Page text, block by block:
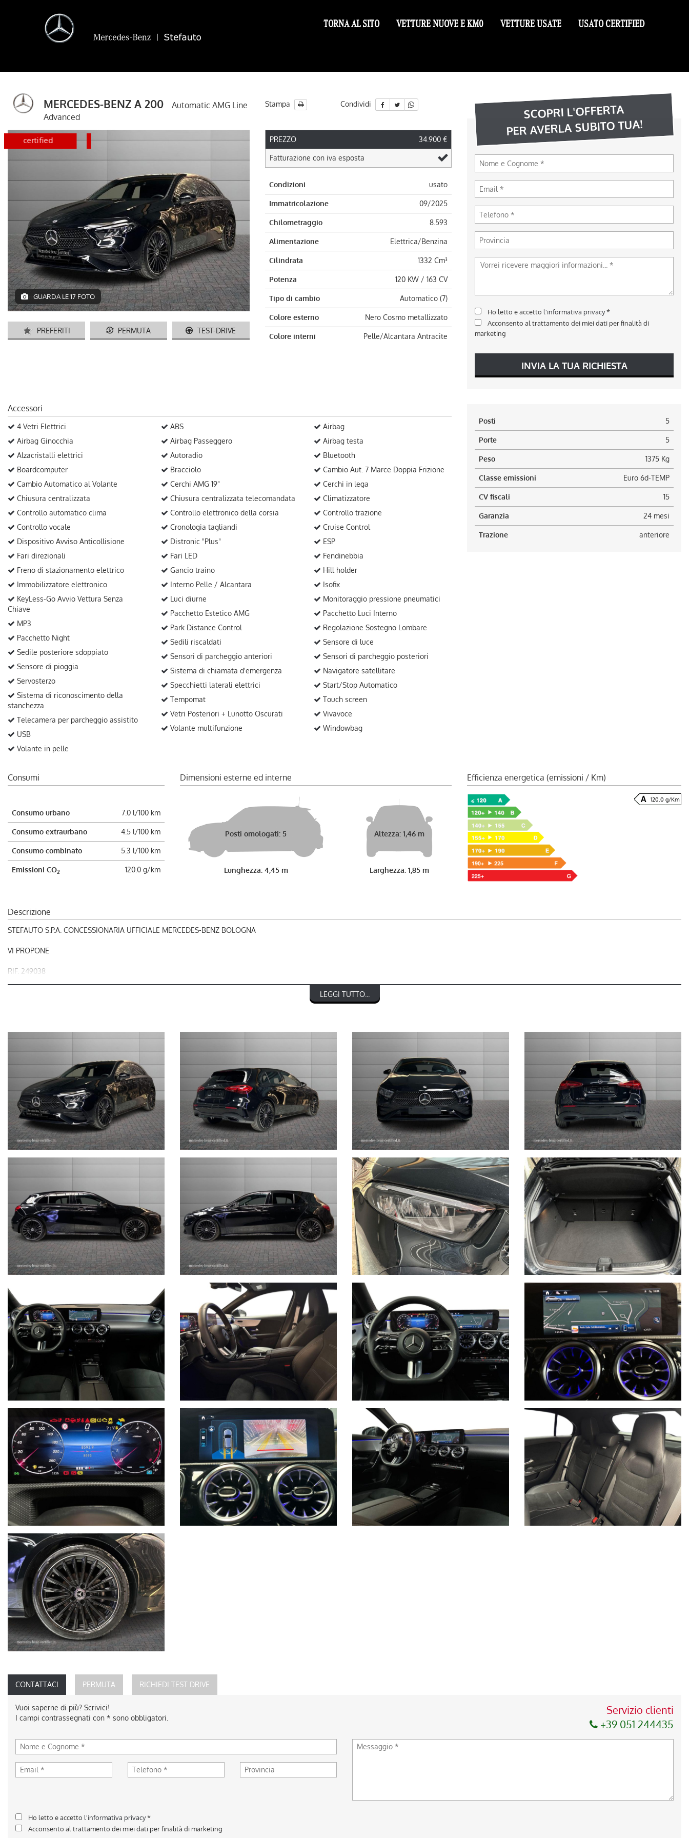
TORNA AL SITO VETTURE NUOVE E KM0 VETTURE USATE USATO CERTIFIED
MERCEDES-BENZ A 200
Automatic AMG Line
Advanced
Stampa Condividi
disponibile certified disponibile
GUARDA LE 17 FOTO
PREFERITI PERMUTA TEST-DRIVE
PREZZO 34.900 €
Fatturazione con iva esposta
Condizioni usato
Immatricolazione 09/2025
Chilometraggio 8.593
Alimentazione Elettrica/Benzina
Cilindrata 1332 Cm³
Potenza 120 KW / 163 CV
Tipo di cambio Automatico (7)
Colore esterno Nero Cosmo metallizzato
Colore interni Pelle/Alcantara Antracite
SCOPRI L'OFFERTA
PER AVERLA SUBITO TUA!
Ho letto e accetto l'informativa privacy*
Acconsento al trattamento dei miei dati per finalità di
marketing
INVIA LA TUA RICHIESTA
Accessori
4 Vetri Elettrici
Airbag Ginocchia
Alzacristalli elettrici
Boardcomputer
Cambio Automatico al Volante
Chiusura centralizzata
Controllo automatico clima
Controllo vocale
Dispositivo Avviso Anticollisione
Fari direzionali
Freno di stazionamento elettrico
Immobilizzatore elettronico
KeyLess-Go Avvio Vettura Senza
Chiave
MP3
Pacchetto Night
Sedile posteriore sdoppiato
Sensore di pioggia
Servosterzo
Sistema di riconoscimento della
stanchezza
Telecamera per parcheggio assistito
USB
Volante in pelle
ABS
Airbag Passeggero
Autoradio
Bracciolo
Cerchi AMG 19"
Chiusura centralizzata telecomandata
Controllo elettronico della corsia
Cronologia tagliandi
Distronic "Plus"
Fari LED
Gancio traino
Interno Pelle / Alcantara
Luci diurne
Pacchetto Estetico AMG
Park Distance Control
Sedili riscaldati
Sensori di parcheggio anteriori
Sistema di chiamata d'emergenza
Specchietti laterali elettrici
Tempomat
Vetri Posteriori + Lunotto Oscurati
Volante multifunzione
Airbag
Airbag testa
Bluetooth
Cambio Aut. 7 Marce Doppia Frizione
Cerchi in lega
Climatizzatore
Controllo trazione
Cruise Control
ESP
Fendinebbia
Hill holder
Isofix
Monitoraggio pressione pneumatici
Pacchetto Luci Interno
Regolazione Sostegno Lombare
Sensore di luce
Sensori di parcheggio posteriori
Navigatore satellitare
Start/Stop Automatico
Touch screen
Vivavoce
Windowbag
Posti 5
Porte 5
Peso 1375 Kg
Classe emissioni Euro 6d-TEMP
CV fiscali 15
Garanzia 24 mesi
Trazione anteriore
Consumi
Consumo urbano 7.0 l/100 km
Consumo extraurbano 4.5 l/100 km
Consumo combinato 5.3 l/100 km
Emissioni CO2 120.0 g/km
Dimensioni esterne ed interne
Posti omologati: 5
Lunghezza: 4,45 m
Altezza: 1,46 m
Larghezza: 1,85 m
Efficienza energetica (emissioni / Km)
120.0 g/Km
Descrizione
STEFAUTO S.P.A. CONCESSIONARIA UFFICIALE MERCEDES-BENZ BOLOGNA
VI PROPONE
RIF. 249038
LA INVITIAMO A SPECIFICARE:
- UN RECAPITO TELEFONICO
- IN CASO DI AUTO DA DARE IN PERMUTA (MODELLO, ANNO DI
IMMATRICOLAZIONE, KM)
Tel. 051244435
sales@stefauto.it - www.stefauto.it
--------------------------------------------------------------------------
Stefauto S.p.a. declina ogni responsabilità per eventuali non conformità relative ad equipaggiamento, omologazioni anti inquinamento, accessori, ecc. pubblicate nei diversi portali. Dette informazioni che
LEGGI TUTTO...
CONTATTACI PERMUTA RICHIEDI TEST DRIVE
Vuoi saperne di più? Scrivici!
I campi contrassegnati con * sono obbligatori.
Servizio clienti
+39 051 244435
Ho letto e accetto l'informativa privacy*
Acconsento al trattamento dei miei dati per finalità di marketing